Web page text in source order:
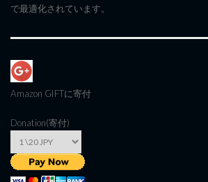
で最適化されています。
Amazon GIFTに寄付
Donation(寄付)